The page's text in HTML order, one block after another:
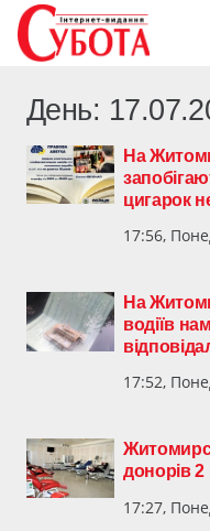
День:
На
цигарок
17:56,
На
водіїв
17:52,
донорів 2
17:27,